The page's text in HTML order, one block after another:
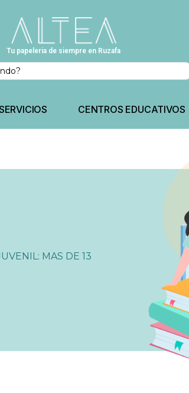
Tu papeleria de siempre en Ruzafa
CENTROS EDUCATIVOS
MAS DE 13